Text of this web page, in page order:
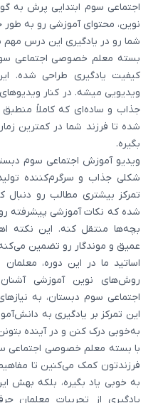
اجتماعی سوم ابتدایی پرش به
نوین، محتوای آموزشی رو به طور
شما رو در یادگیری این درس مهم
بسته معلم خصوصی اجتماعی
کیفیت یادگیری طراحی شده.
ویدیویی میشه. در کنار
جذاب و ساده‌ای که کاملاً
شده تا فرزند شما در کمترین
بگیره.
ویدیو آموزش اجتماعی سوم
شکلی جذاب و سرگرم‌کننده
تمرکز بیشتری مطالب رو
شده که نکات آموزشی پیشرفته
بچه‌ها منتقل کنه. این نکته
عمیق و موندگار رو تضمین
اساتید ما در این دوره،
روش‌های نوین آموزشی
اجتماعی سوم دبستان، به
این تمرکز بر یادگیری به
به‌خوبی درک کنن و در آینده
با بسته معلم خصوصی اجتماعی
فرزندتون کمک می‌کنین تا
به ‌خوبی یاد بگیره، بلکه بهش
یادگیری‌ از تجربیات معلمان